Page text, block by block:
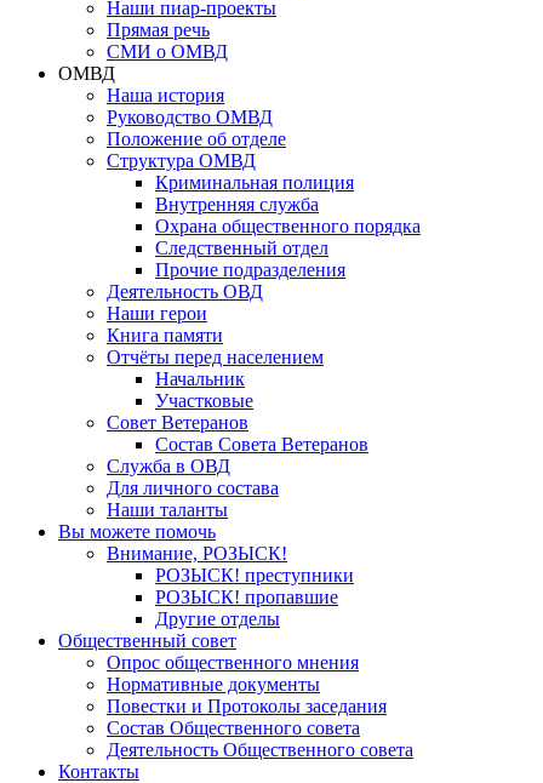
Наши пиар-проекты
Прямая речь
СМИ о ОМВД
ОМВД
Наша история
Руководство ОМВД
Положение об отделе
Структура ОМВД
Криминальная полиция
Внутренняя служба
Охрана общественного порядка
Следственный отдел
Прочие подразделения
Деятельность ОВД
Наши герои
Книга памяти
Отчёты перед населением
Начальник
Участковые
Совет Ветеранов
Состав Совета Ветеранов
Служба в ОВД
Для личного состава
Наши таланты
Вы можете помочь
Внимание, РОЗЫСК!
РОЗЫСК! преступники
РОЗЫСК! пропавшие
Другие отделы
Общественный совет
Опрос общественного мнения
Нормативные документы
Повестки и Протоколы заседания
Состав Общественного совета
Деятельность Общественного совета
Контакты